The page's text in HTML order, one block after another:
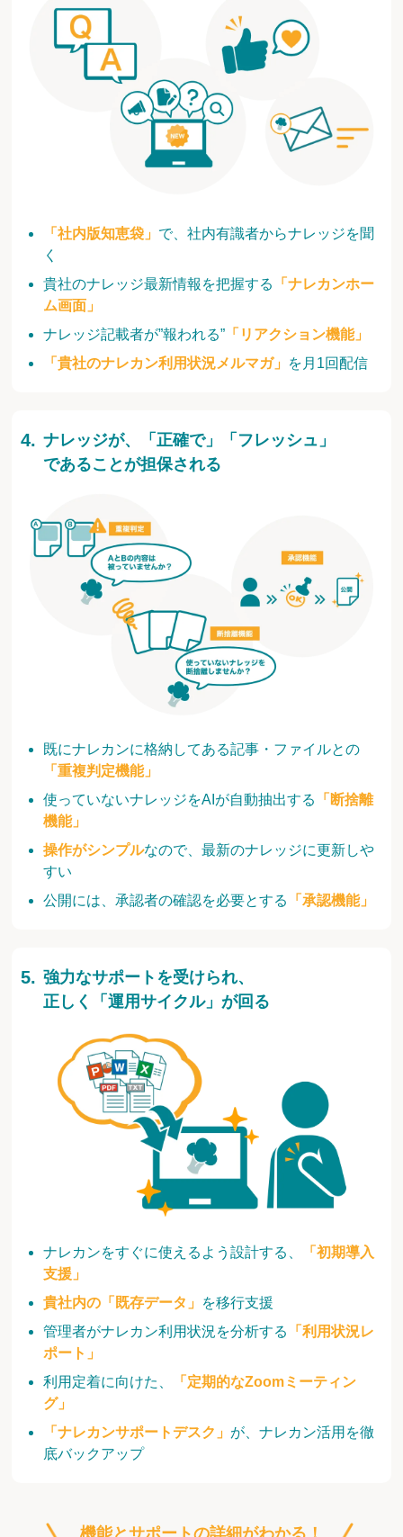
「社内版知恵袋」 で、社内有識者からナレッジを聞
く
貴社のナレッジ最新情報を把握する
「ナレカンホー
ム画面」
ナレッジ記載者が”報われる” 「リアクション機能」
「貴社のナレカン利用状況メルマガ」 を月1回配信
既にナレカンに格納してある記事・ファイルとの
「重複判定機能」
使っていないナレッジをAIが自動抽出する
「断捨離
機能」
操作がシンプルなので、最新のナレッジに更新しや
すい
公開には、承認者の確認を必要とする
「承認機能」
ナレッジが、「正確で」「フレッシュ」
であることが担保される
ナレカンをすぐに使えるよう設計する、
「初期導入
支援」
貴社内の「既存データ」 を移行支援
管理者がナレカン利用状況を分析する
「利用状況レ
ポート」
利用定着に向けた、
「定期的なZoomミーティン
グ」
「ナレカンサポートデスク」 が、ナレカン活用を徹
底バックアップ
強力なサポートを受けられ、
正しく「運用サイクル」が回る